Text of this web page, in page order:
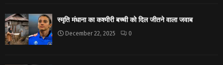
स्मृति मंधाना का कश्मीरी बच्ची को दिल जीतने वाला जवाब
December 22, 2025 0